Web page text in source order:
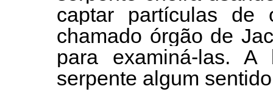
captar partículas
chamado órgão de
para examiná-las.
serpente algum